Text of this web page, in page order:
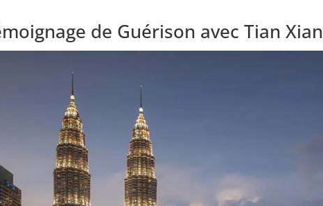
de Guérison avec Tian Xian